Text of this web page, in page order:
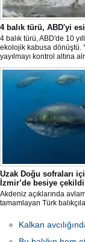
4 balık türü, ABD'yi
4 balık türü, ABD'de 10
ekolojik kabusa dönüştü.
yayılmayı kontrol altına
projeler geliştirirken,
tamamen yok edilmenin
olduğunu belirtiyor.
Uzak Doğu sofraları
İzmir’de besiye çekildi
Akdeniz açıklarında
tamamlayan Türk
orkinoslar, Uzak Doğu
edilmek için özenle
Kalkan